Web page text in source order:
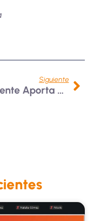
Siguiente
Docente Aporta Al Patrimonio Regional En Coloquio Sobre Bahareque En Manizales